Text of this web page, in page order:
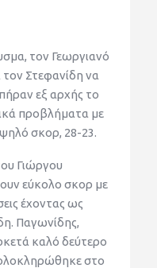
τον Γεωργιανό
τον Στεφανίδη να
εξ αρχής το
προβλήματα με
σκορ, 28-23.
Γιώργου
εύκολο σκορ με
έχοντας ως
Παγωνίδης,
καλό δεύτερο
στο